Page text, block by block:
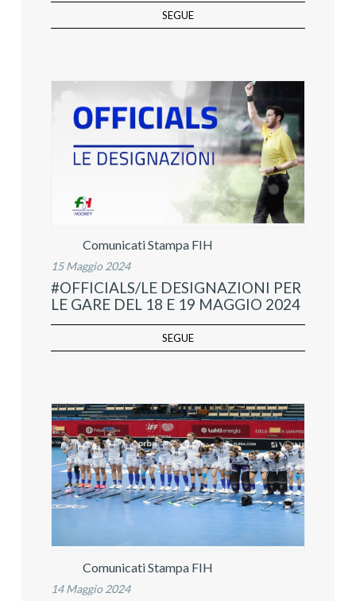
SEGUE
Comunicati Stampa FIH
15 Maggio 2024
#OFFICIALS/LE DESIGNAZIONI PER
LE GARE DEL 18 E 19 MAGGIO 2024
SEGUE
Comunicati Stampa FIH
14 Maggio 2024